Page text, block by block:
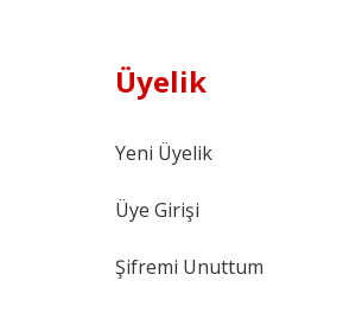
Üyelik
Yeni Üyelik
Üye Girişi
Şifremi Unuttum